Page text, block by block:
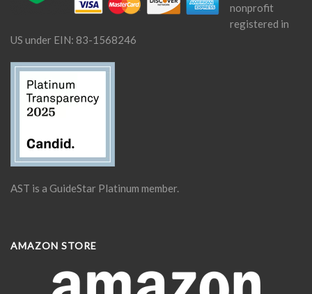
nonprofit
registered in
US under EIN: 83-1568246
AST is a GuideStar Platinum member.
AMAZON STORE